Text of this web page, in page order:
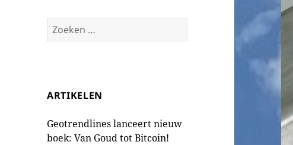
Zoeken
naar:
ARTIKELEN
Geotrendlines lanceert nieuw
boek: Van Goud tot Bitcoin!